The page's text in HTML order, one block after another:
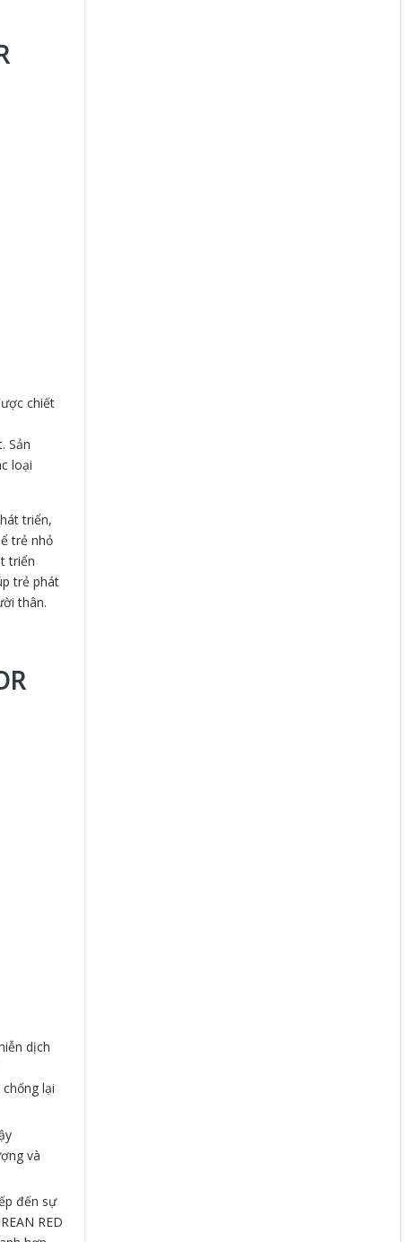
chiết
Sản
loại
triển,
trẻ nhỏ
triển
trẻ phát
thân.
dịch
lại
và
đến sự
RED